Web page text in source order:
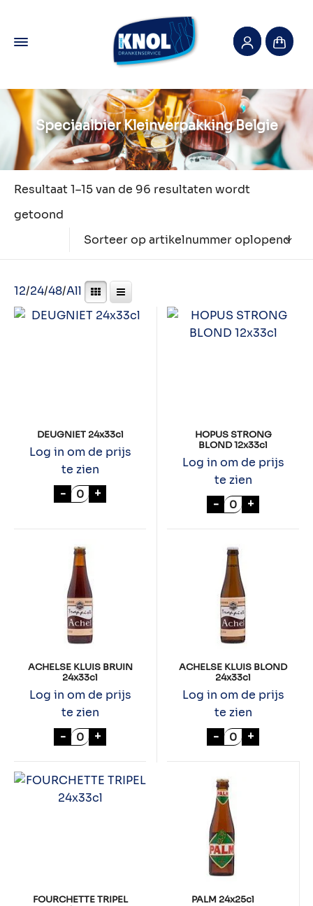
Speciaalbier Kleinverpakking Belgie
Resultaat 1–15 van de 96 resultaten wordt
getoond
Sorteer op artikelnummer oplopend
12/24/48/All
DEUGNIET 24x33cl
Log in om de prijs
te zien
- DEUGNIET 24x33cl aantal
+
HOPUS STRONG
BLOND 12x33cl
Log in om de prijs
te zien
- HOPUS
+
ACHELSE KLUIS BRUIN
24x33cl
Log in om de prijs
te zien
- ACHELSE KLUIS BRUIN 24x33cl aantal
+
ACHELSE KLUIS BLOND
24x33cl
Log in om de prijs
te zien
- ACHELSE
+
FOURCHETTE TRIPEL
PALM 24x25cl